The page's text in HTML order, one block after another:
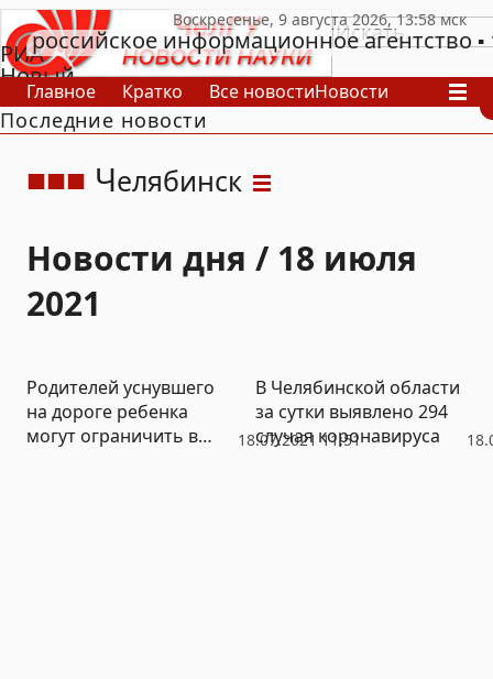
РИА
Новый
День
российское информационное агентство
Главное Кратко Все новостиНовости
В России
В мире
Последние новости
Челябинск
Новости дня / 18 июля
2021
18.07.2021 11:51
Родителей уснувшего
на дороге ребенка
могут ограничить в
В Челябинской области
за сутки выявлено 294
случая коронавируса